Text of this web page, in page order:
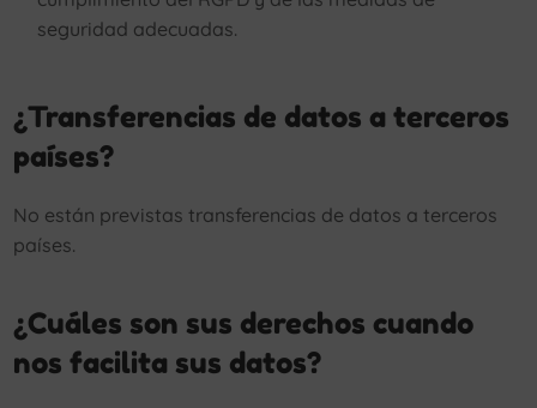
seguridad adecuadas.
¿Transferencias de datos a terceros
países?
No están previstas transferencias de datos a terceros
países.
¿Cuáles son sus derechos cuando
nos facilita sus datos?